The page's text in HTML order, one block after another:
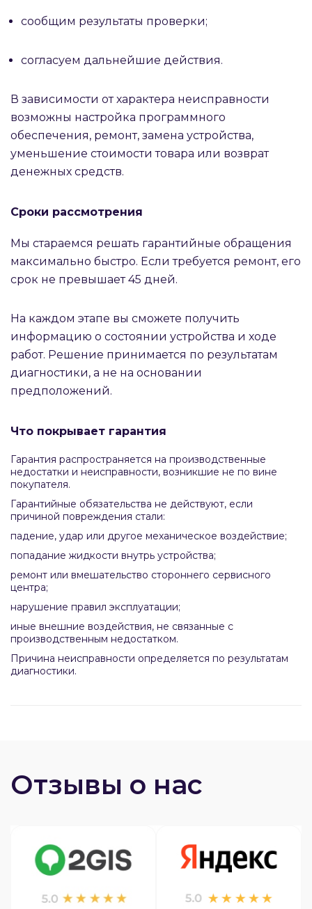
сообщим результаты проверки;
согласуем дальнейшие действия.
В зависимости от характера неисправности
возможны настройка программного
обеспечения, ремонт, замена устройства,
уменьшение стоимости товара или возврат
денежных средств.
Сроки рассмотрения
Мы стараемся решать гарантийные обращения
максимально быстро. Если требуется ремонт, его
срок не превышает 45 дней.
На каждом этапе вы сможете получить
информацию о состоянии устройства и ходе
работ. Решение принимается по результатам
диагностики, а не на основании
предположений.
Что покрывает гарантия
Гарантия распространяется на производственные
недостатки и неисправности, возникшие не по вине
покупателя.
Гарантийные обязательства не действуют, если
причиной повреждения стали:
падение, удар или другое механическое воздействие;
попадание жидкости внутрь устройства;
ремонт или вмешательство стороннего сервисного
центра;
нарушение правил эксплуатации;
иные внешние воздействия, не связанные с
производственным недостатком.
Причина неисправности определяется по результатам
диагностики.
Отзывы о нас